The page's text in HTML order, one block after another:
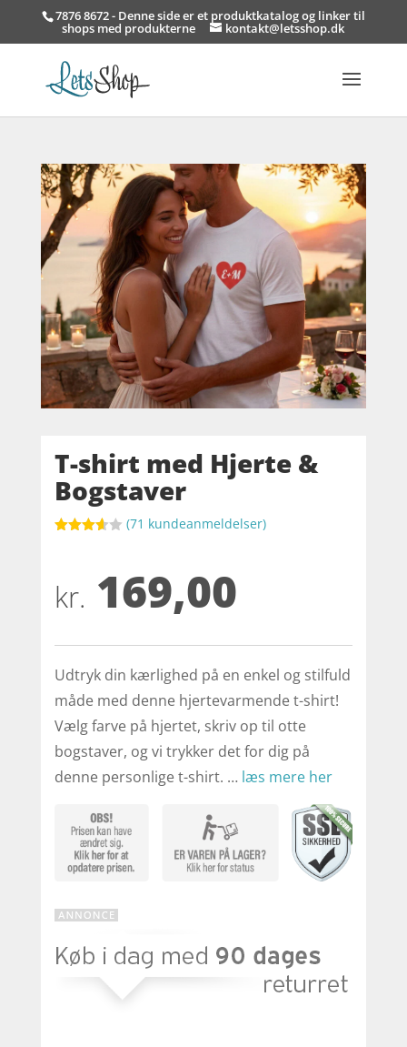
7876 8672 - Denne side er et produktkatalog og linker til
shops med produkterne kontakt@letsshop.dk
T-shirt med Hjerte &
Bogstaver
baseret
på
er
(71 kundeanmeldelser)
kr. 169,00
Udtryk din kærlighed på en enkel og stilfuld
måde med denne hjertevarmende t-shirt!
Vælg farve på hjertet, skriv op til otte
bogstaver, og vi trykker det for dig på
denne personlige t-shirt. … læs mere her